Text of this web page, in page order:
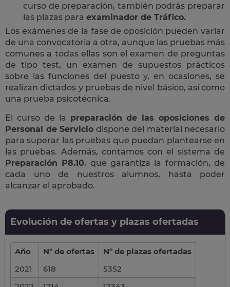
curso de preparación, también podrás preparar
las plazas para examinador de Tráfico.
Los exámenes de la fase de oposición pueden variar
de una convocatoria a otra, aunque las pruebas más
comunes a todas ellas son el examen de preguntas
de tipo test, un examen de supuestos prácticos
sobre las funciones del puesto y, en ocasiones, se
realizan dictados y pruebas de nivel básico, así como
una prueba psicotécnica.
El curso de la preparación de las oposiciones de
Personal de Servicio dispone del material necesario
para superar las pruebas que puedan plantearse en
las pruebas. Además, contamos con el sistema de
Preparación P8.10, que garantiza la formación, de
cada uno de nuestros alumnos, hasta poder
alcanzar el aprobado.
Evolución de ofertas y plazas ofertadas
Año Nº de ofertas
Nº de plazas ofertadas
2021
618
5352